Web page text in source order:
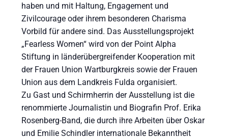
haben und mit Haltung, Engagement und
Zivilcourage oder ihrem besonderen Charisma
Vorbild für andere sind. Das Ausstellungsprojekt
„Fearless Women“ wird von der Point Alpha
Stiftung in länderübergreifender Kooperation mit
der Frauen Union Wartburgkreis sowie der Frauen
Union aus dem Landkreis Fulda organisiert.
Zu Gast und Schirmherrin der Ausstellung ist die
renommierte Journalistin und Biografin Prof. Erika
Rosenberg-Band, die durch ihre Arbeiten über Oskar
und Emilie Schindler internationale Bekanntheit